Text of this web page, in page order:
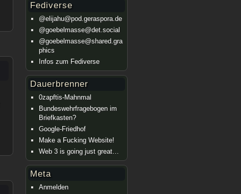
Fediverse
@elijahu@pod.geraspora.de
@goebelmasse@det.social
@goebelmasse@shared.gra
phics
Infos zum Fediverse
Dauerbrenner
0zapftis-Mahnmal
Bundeswehrfragebogen im
Briefkasten?
Google-Friedhof
Make a Fucking Website!
Web 3 is going just great…
Meta
Anmelden